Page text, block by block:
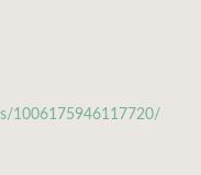
1006175946117720/